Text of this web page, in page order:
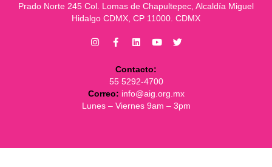
Prado Norte 245 Col. Lomas de Chapultepec, Alcaldía Miguel
Hidalgo CDMX, CP 11000. CDMX
Contacto:
55 5292-4700
Correo: info@aig.org.mx
Lunes – Viernes 9am – 3pm